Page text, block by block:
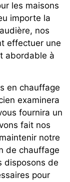
les maisons
importe la
nos
effectuer une
abordable à
en chauffage
examinera
fournira un
fait nos
notre
de chauffage
disposons de
pour